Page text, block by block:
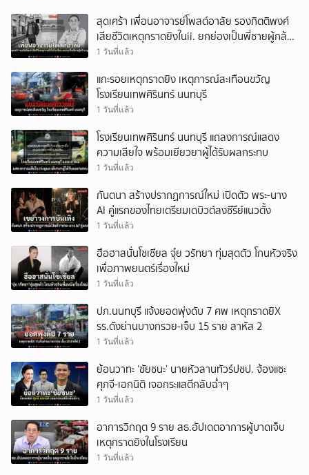
สุดเศร้า เพื่อนอาจารย์โพสต์อาลัย รองกิตติพงศ์
เสียชีวิตเหตุกราดยิงในii. ยกย่องเป็นพี่ชายผู้กล้า
หาญ
1 วันที่แล้ว
แกะรอยเหตุกราดยิง เหตุการณ์สะเทือนขวัญ
โรงเรียนเทพศิรินทร์ นนทบุรี
1 วันที่แล้ว
โรงเรียนเทพศิรินทร์ นนทบุรี แถลงการณ์แสดง
ความเสียใจ พร้อมเยียวยาผู้ได้รับผลกระทบ
1 วันที่แล้ว
กันตนา สร้างปรากฏการณ์ใหม่ เปิดตัว พระ-นาง
AI คู่แรกของไทยเตรียมเดบิวต์ลงซีรีย์แนวตั้ง
1 วันที่แล้ว
ฮือฮาสนั่นโซเชียล จุ๋ย วรัทยา ทุ่มสุดตัว โกนหัวจริง
เพื่อภาพยนตร์เรื่องใหม่
1 วันที่แล้ว
ปภ.นนทบุรี แจ้งยอดพุ่งดับ 7 ศพ เหตุกราดยิX
รร.ดังย่านบางกรวย-เจ็บ 15 ราย สาหัส 2
1 วันที่แล้ว
ย้อนวาทะ ‘ชัยชนะ’ นายหัวลานทัวร์ปชป. จ้องแซะ
ศุภจี-เอกนิติ เจอกระแสตีกลับฉ่ำๆ
1 วันที่แล้ว
อาการวิกฤต 9 ราย สธ.อัปเดตอาการผู้บาดเจ็บ
เหตุกราดยิงในโรงเรียน
1 วันที่แล้ว